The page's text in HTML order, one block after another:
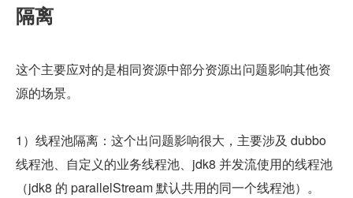
隔离
这个主要应对的是相同资源中部分资源出问题影响其他资
源的场景。
1）线程池隔离：这个出问题影响很大，主要涉及 dubbo
线程池、自定义的业务线程池、jdk8 并发流使用的线程池
（jdk8 的 parallelStream 默认共用的同一个线程池）。